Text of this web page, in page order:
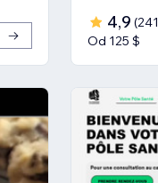
4,9 (241
Od 125 $